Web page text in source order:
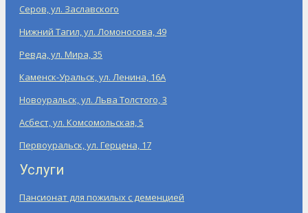
Серов, ул. Заславского
Нижний Тагил, ул. Ломоносова, 49
Ревда, ул. Мира, 35
Каменск-Уральск, ул. Ленина, 16А
Новоуральск, ул. Льва Толстого, 3
Асбест, ул. Комсомольская, 5
Первоуральск, ул. Герцена, 17
Услуги
Пансионат для пожилых с деменцией